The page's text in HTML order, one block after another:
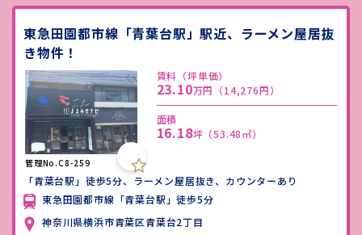
東急田園都市線「青葉台駅」駅近、ラーメン屋居抜
き物件！
管理No.C8-259
賃料（坪単価）
23.10万円 （14,276円）
面積
16.18坪 （53.48㎡）
「青葉台駅」徒歩5分、ラーメン屋居抜き、カウンターあり
東急田園都市線「青葉台駅」徒歩5分
神奈川県横浜市青葉区青葉台2丁目